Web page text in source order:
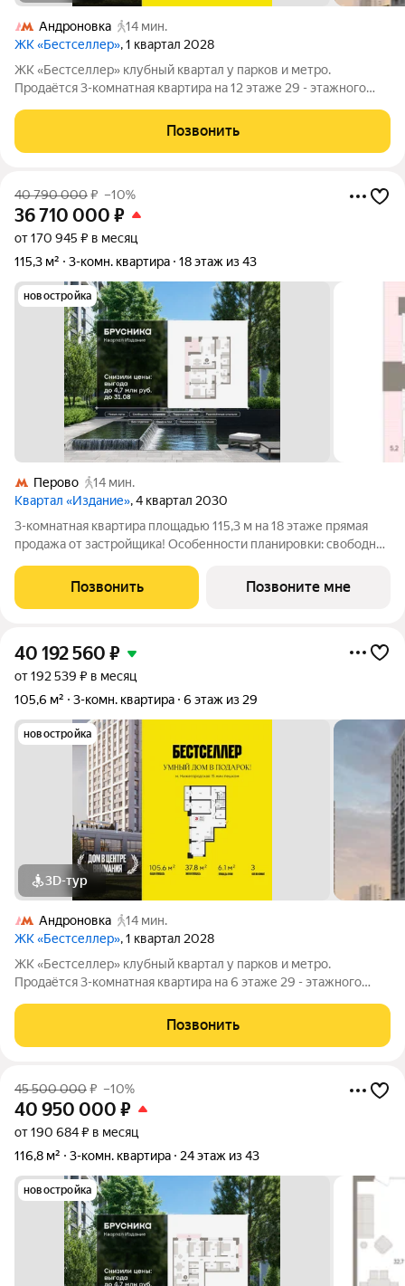
Андроновка
14 мин.
ЖК «Бестселлер», 1 квартал 2028
ЖК «Бестселлер» клубный квартал у парков и метро.
Продаётся 3-комнатная квартира на 12 этаже 29 - этажного
востоке Москвы, в
Позвонить
40 790 000₽ –10%
36 710 000 ₽
от 170 945 ₽ в месяц
115,3 м²
3-комн. квартира 18 этаж из 43
новостройка
Перово
14 мин.
Квартал «Издание», 4 квартал 2030
3-комнатная квартира площадью 115,3 м на 18 этаже прямая
продажа от застройщика! Особенности планировки: свободная
пол, панорамное остекление. «Издание» квартал на юго-
востоке Москвы, рядом
Позвонить Позвоните мне
40 192 560 ₽
от 192 539 ₽ в месяц
105,6 м²
3-комн. квартира 6 этаж из 29
новостройка
3D-тур
Андроновка
14 мин.
ЖК «Бестселлер», 1 квартал 2028
ЖК «Бестселлер» клубный квартал у парков и метро.
Продаётся 3-комнатная квартира на 6 этаже 29 - этажного
востоке Москвы, в
Позвонить
45 500 000₽ –10%
40 950 000 ₽
от 190 684 ₽ в месяц
116,8 м²
3-комн. квартира 24 этаж из 43
новостройка